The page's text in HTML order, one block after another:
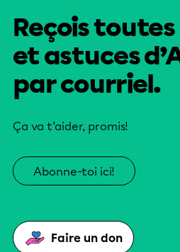
Reçois
et astuces
par courriel.
Ça va t’aider, promis!
Abonne-toi ici!
Faire un don